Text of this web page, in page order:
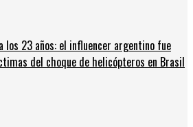
los 23 años: el influencer argentino fue
del choque de helicópteros en Brasil